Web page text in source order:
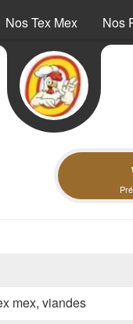
Nos Tex Mex Nos
mex, viandes